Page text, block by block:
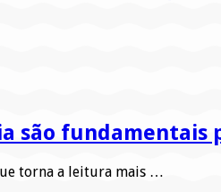
são
torna a leitura mais …